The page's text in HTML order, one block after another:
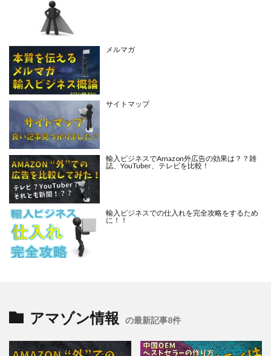
メルマガ
サイトマップ
輸入ビジネスでAmazon外広告の効果は？？雑
誌、YouTuber、テレビを比較！
輸入ビジネスでの仕入れを完全攻略をするため
に！！
アマゾン情報 の最新記事8件